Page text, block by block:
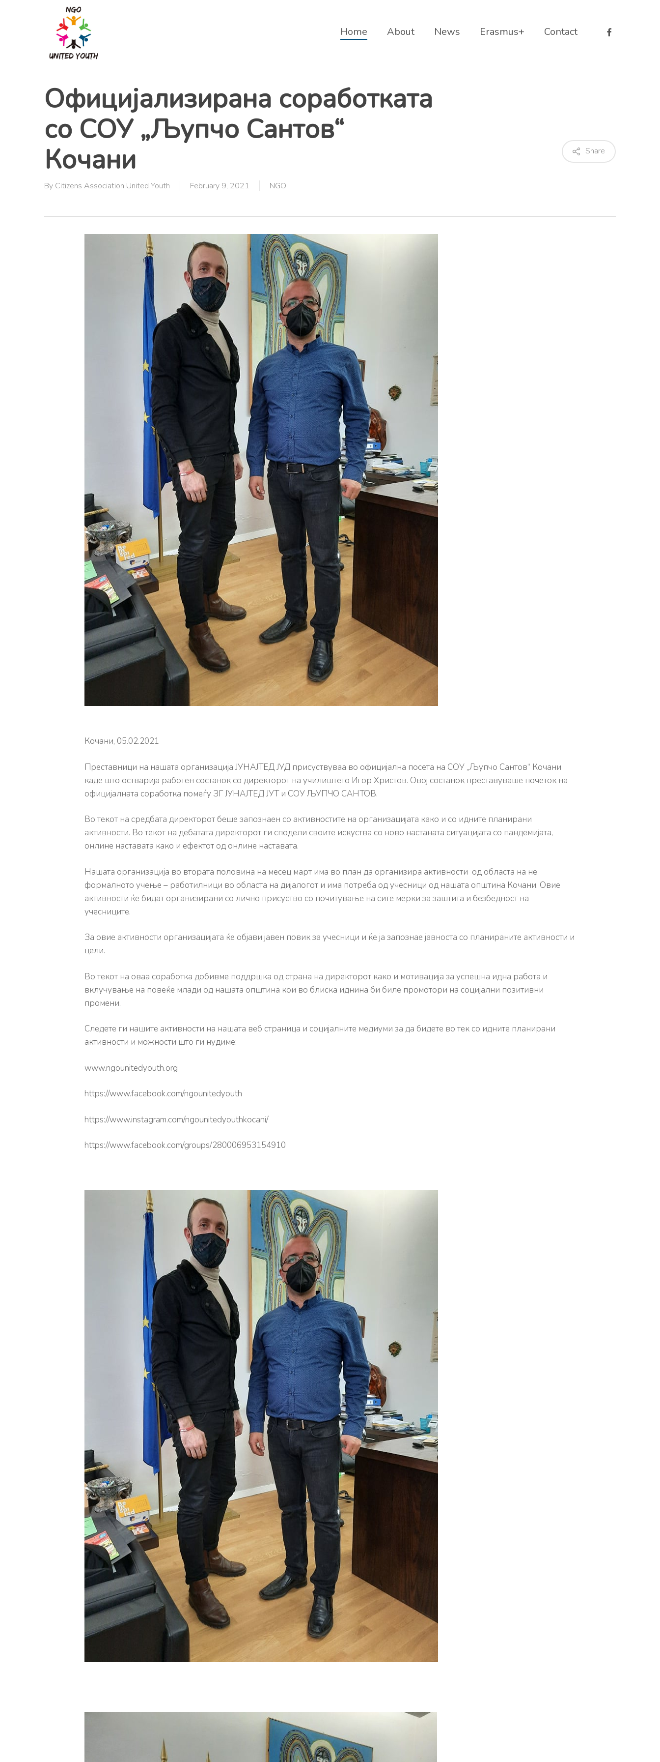
Home About News Erasmus+ Contact facebook
Официјализирана соработката
со СОУ „Љупчо Сантов“
Кочани
By Citizens Association United Youth February 9, 2021 NGO
Share
Кочани, 05.02.2021
Преставници на нашата организација ЈУНАЈТЕД ЈУД присуствуваа во официјална посета на СОУ „Љупчо Сантов“ Кочани
каде што остварија работен состанок со директорот на училиштето Игор Христов. Овој состанок преставуваше почеток на
официјалната соработка помеѓу ЗГ ЈУНАЈТЕД ЈУТ и СОУ ЉУПЧО САНТОВ.
Во текот на средбата директорот беше запознаен со активностите на организацијата како и со идните планирани
активности. Во текот на дебатата директорот ги сподели своите искуства со ново настаната ситуацијата со пандемијата,
онлине наставата како и ефектот од онлине наставата.
Нашата организација во втората половина на месец март има во план да организира активности од областа на не
формалното учење – работилници во областа на дијалогот и има потреба од учесници од нашата општина Кочани. Овие
активности ќе бидат организирани со лично присуство со почитување на сите мерки за заштита и безбедност на
учесниците.
За овие активности организацијата ќе објави јавен повик за учесници и ќе ја запознае јавноста со планираните активности и
цели.
Во текот на оваа соработка добивме поддршка од страна на директорот како и мотивација за успешна идна работа и
вклучување на повеќе млади од нашата општина кои во блиска иднина би биле промотори на социјални позитивни
промени.
Следете ги нашите активности на нашата веб страница и социјалните медиуми за да бидете во тек со идните планирани
активности и можности што ги нудиме:
www.ngounitedyouth.org
https://www.facebook.com/ngounitedyouth
https://www.instagram.com/ngounitedyouthkocani/
https://www.facebook.com/groups/280006953154910